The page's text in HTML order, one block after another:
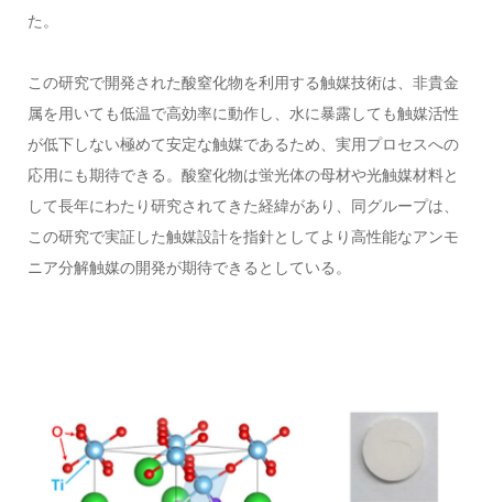
た。
この研究で開発された酸窒化物を利用する触媒技術は、非貴金
属を用いても低温で高効率に動作し、水に暴露しても触媒活性
が低下しない極めて安定な触媒であるため、実用プロセスへの
応用にも期待できる。酸窒化物は蛍光体の母材や光触媒材料と
して長年にわたり研究されてきた経緯があり、同グループは、
この研究で実証した触媒設計を指針としてより高性能なアンモ
ニア分解触媒の開発が期待できるとしている。